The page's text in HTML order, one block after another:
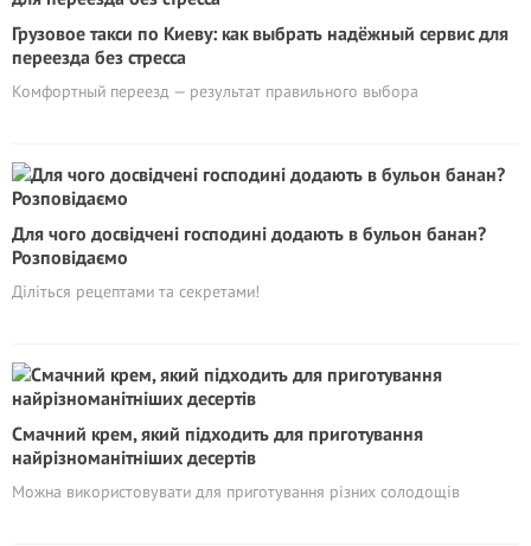
Грузовое такси по Киеву: как выбрать надёжный сервис для
переезда без стресса
Комфортный переезд — результат правильного выбора
Для чого досвідчені господині додають в бульон банан?
Розповідаємо
Діліться рецептами та секретами!
Смачний крем, який підходить для приготування
найрізноманітніших десертів
Можна використовувати для приготування різних солодощів